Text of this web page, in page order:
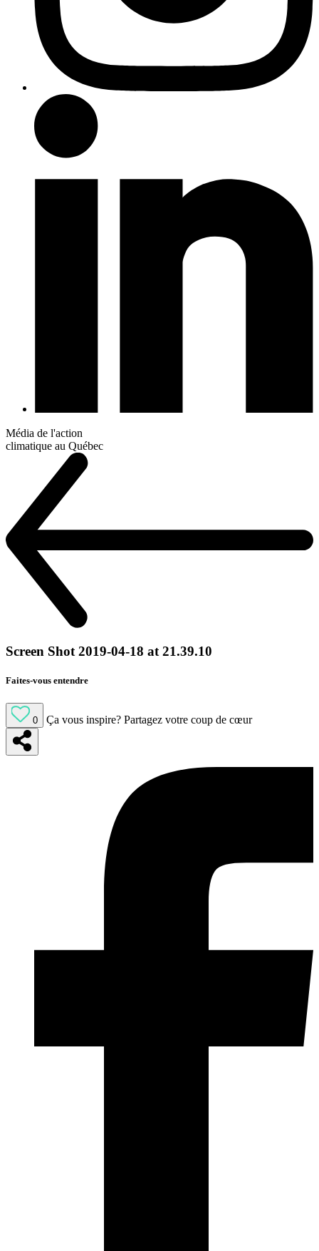
Média de l'action
climatique au Québec
Screen Shot 2019-04-18 at 21.39.10
Faites-vous entendre
0 Ça vous inspire? Partagez votre coup de cœur